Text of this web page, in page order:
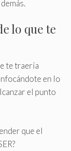
lo que te
te traería
en lo
el punto
que el